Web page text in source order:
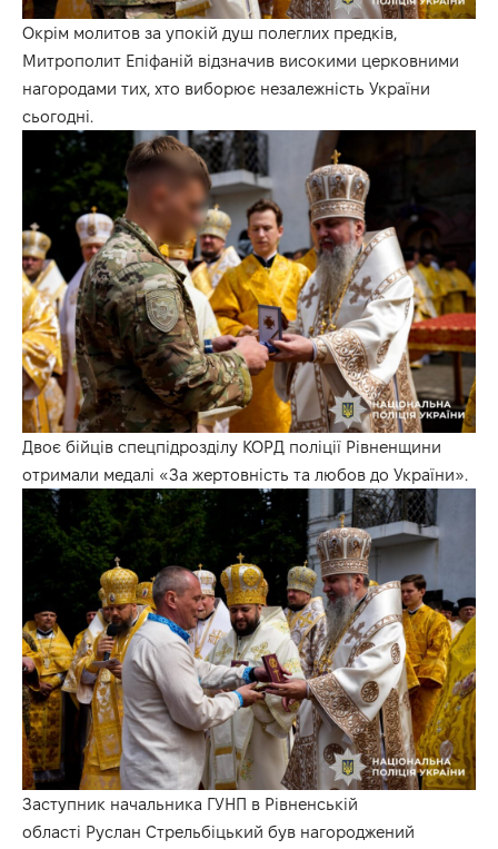
Окрім молитов за упокій душ полеглих предків,
Митрополит Епіфаній відзначив високими церковними
нагородами тих, хто виборює незалежність України
сьогодні.
Двоє бійців спецпідрозділу КОРД поліції Рівненщини
отримали медалі «За жертовність та любов до України».
Заступник начальника ГУНП в Рівненській
області Руслан Стрельбіцький був нагороджений